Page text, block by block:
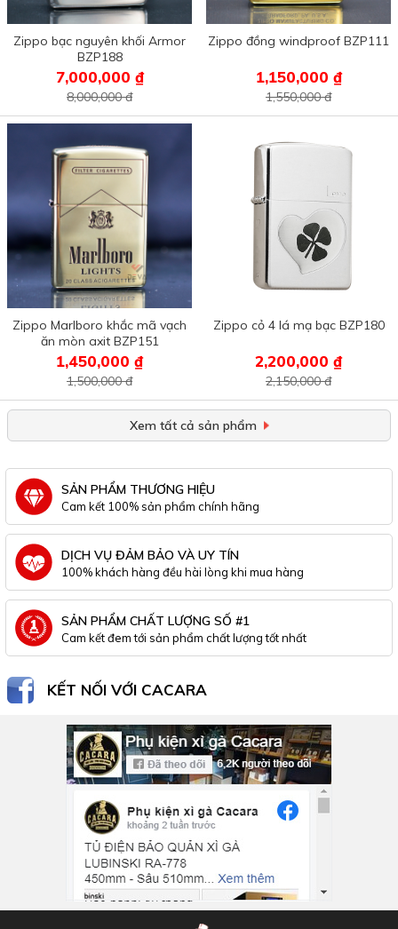
Zippo bạc nguyên khối Armor
BZP188
7,000,000 ₫
8,000,000 đ
Zippo đồng windproof BZP111
1,150,000 ₫
1,550,000 đ
Zippo Marlboro khắc mã vạch
ăn mòn axit BZP151
1,450,000 ₫
1,500,000 đ
Zippo cỏ 4 lá mạ bạc BZP180
2,200,000 ₫
2,150,000 đ
Xem tất cả sản phẩm
SẢN PHẨM THƯƠNG HIỆU
Cam kết 100% sản phẩm chính hãng
DỊCH VỤ ĐẢM BẢO VÀ UY TÍN
100% khách hàng đều hài lòng khi mua hàng
SẢN PHẨM CHẤT LƯỢNG SỐ #1
Cam kết đem tới sản phẩm chất lượng tốt nhất
KẾT NỐI VỚI CACARA